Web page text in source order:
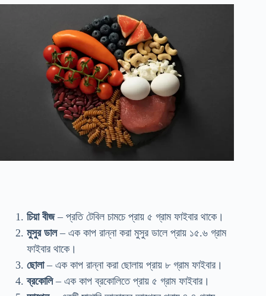
চিয়া বীজ– প্রতি টেবিল চামচে প্রায় ৫ গ্রাম ফাইবার থাকে।
মুসুর ডাল– এক কাপ রান্না করা মুসুর ডালে প্রায় ১৫.৬ গ্রাম
ফাইবার থাকে।
ছোলা– এক কাপ রান্না করা ছোলায় প্রায় ৮ গ্রাম ফাইবার।
ব্রকোলি– এক কাপ ব্রকোলিতে প্রায় ৫ গ্রাম ফাইবার।